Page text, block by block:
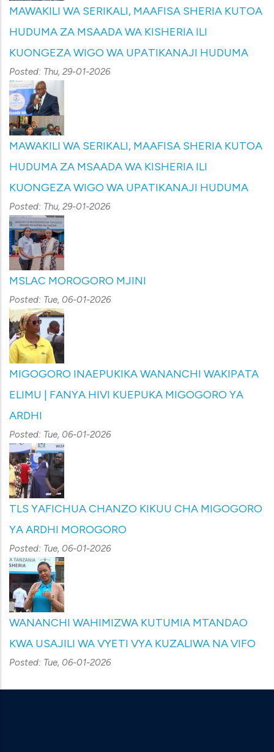
MAWAKILI WA SERIKALI, MAAFISA SHERIA KUTOA
HUDUMA ZA MSAADA WA KISHERIA ILI
KUONGEZA WIGO WA UPATIKANAJI HUDUMA
Posted: Thu, 29-01-2026
MAWAKILI WA SERIKALI, MAAFISA SHERIA KUTOA
HUDUMA ZA MSAADA WA KISHERIA ILI
KUONGEZA WIGO WA UPATIKANAJI HUDUMA
Posted: Thu, 29-01-2026
MSLAC MOROGORO MJINI
Posted: Tue, 06-01-2026
MIGOGORO INAEPUKIKA WANANCHI WAKIPATA
ELIMU | FANYA HIVI KUEPUKA MIGOGORO YA
ARDHI
Posted: Tue, 06-01-2026
TLS YAFICHUA CHANZO KIKUU CHA MIGOGORO
YA ARDHI MOROGORO
Posted: Tue, 06-01-2026
WANANCHI WAHIMIZWA KUTUMIA MTANDAO
KWA USAJILI WA VYETI VYA KUZALIWA NA VIFO
Posted: Tue, 06-01-2026